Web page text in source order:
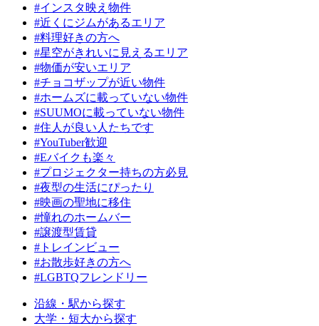
#インスタ映え物件
#近くにジムがあるエリア
#料理好きの方へ
#星空がきれいに見えるエリア
#物価が安いエリア
#チョコザップが近い物件
#ホームズに載っていない物件
#SUUMOに載っていない物件
#住人が良い人たちです
#YouTuber歓迎
#Eバイクも楽々
#プロジェクター持ちの方必見
#夜型の生活にぴったり
#映画の聖地に移住
#憧れのホームバー
#譲渡型賃貸
#トレインビュー
#お散歩好きの方へ
#LGBTQフレンドリー
沿線・駅から探す
大学・短大から探す